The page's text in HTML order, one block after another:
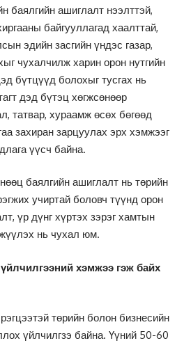
баялгийн ашиглалт нээлттэй,
байгууллагад хаалттай,
эдийн засгийн үндэс газар,
чухалчилж харин орон нутгийн
бүтцүүд болохыг тусгах нь
дэд бүтэц хөгжсөнөөр
татвар, хураамж өсөх бөгөөд
захиран зарцуулах эрх хэмжээг
үүсч байна.
баялгийн ашиглалт нь төрийн
учиртай боловч түүнд орон
үр дүнг хүртэх зэрэг хамтын
нь чухал юм.
хэмжээ гэж байх
төрийн болон бизнесийн
үйлчилгзэ байна. Үүний 50-60